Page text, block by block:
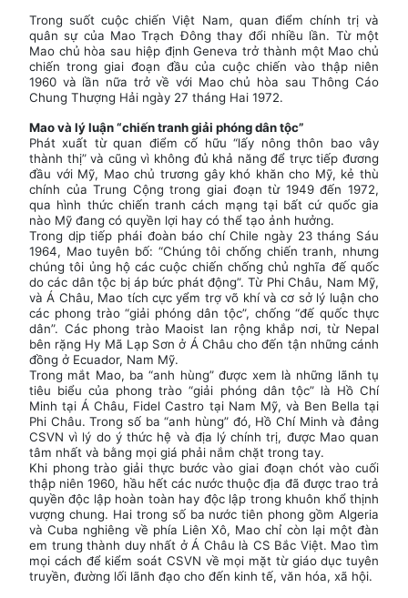
Trong suốt cuộc chiến Việt Nam, quan điểm chính trị và
quân sự của Mao Trạch Đông thay đổi nhiều lần. Từ một
Mao chủ hòa sau hiệp định Geneva trở thành một Mao chủ
chiến trong giai đoạn đầu của cuộc chiến vào thập niên
1960 và lần nữa trở về với Mao chủ hòa sau Thông Cáo
Chung Thượng Hải ngày 27 tháng Hai 1972.
Mao và lý luận “chiến tranh giải phóng dân tộc”
Phát xuất từ quan điểm cố hữu “lấy nông thôn bao vây
thành thị” và cũng vì không đủ khả năng để trực tiếp đương
đầu với Mỹ, Mao chủ trương gây khó khăn cho Mỹ, kẻ thù
chính của Trung Cộng trong giai đoạn từ 1949 đến 1972,
qua hình thức chiến tranh cách mạng tại bất cứ quốc gia
nào Mỹ đang có quyền lợi hay có thể tạo ảnh hưởng.
Trong dịp tiếp phái đoàn báo chí Chile ngày 23 tháng Sáu
1964, Mao tuyên bố: “Chúng tôi chống chiến tranh, nhưng
chúng tôi ủng hộ các cuộc chiến chống chủ nghĩa đế quốc
do các dân tộc bị áp bức phát động”. Từ Phi Châu, Nam Mỹ,
và Á Châu, Mao tích cực yểm trợ võ khí và cơ sở lý luận cho
các phong trào “giải phóng dân tộc”, chống “đế quốc thực
dân”. Các phong trào Maoist lan rộng khắp nơi, từ Nepal
bên rặng Hy Mã Lạp Sơn ở Á Châu cho đến tận những cánh
đồng ở Ecuador, Nam Mỹ.
Trong mắt Mao, ba “anh hùng” được xem là những lãnh tụ
tiêu biểu của phong trào “giải phóng dân tộc” là Hồ Chí
Minh tại Á Châu, Fidel Castro tại Nam Mỹ, và Ben Bella tại
Phi Châu. Trong số ba “anh hùng” đó, Hồ Chí Minh và đảng
CSVN vì lý do ý thức hệ và địa lý chính trị, được Mao quan
tâm nhất và bằng mọi giá phải nắm chặt trong tay.
Khi phong trào giải thực bước vào giai đoạn chót vào cuối
thập niên 1960, hầu hết các nước thuộc địa đã được trao trả
quyền độc lập hoàn toàn hay độc lập trong khuôn khổ thịnh
vượng chung. Hai trong số ba nước tiên phong gồm Algeria
và Cuba nghiêng về phía Liên Xô, Mao chỉ còn lại một đàn
em trung thành duy nhất ở Á Châu là CS Bắc Việt. Mao tìm
mọi cách để kiểm soát CSVN về mọi mặt từ giáo dục tuyên
truyền, đường lối lãnh đạo cho đến kinh tế, văn hóa, xã hội.